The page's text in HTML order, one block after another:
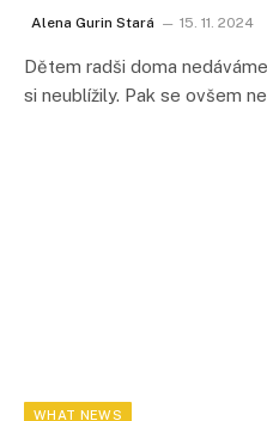
Alena Gurin Stará 15. 11. 2024
Dětem radši doma
si neublížily. Pak se ovšem
WHAT NEWS